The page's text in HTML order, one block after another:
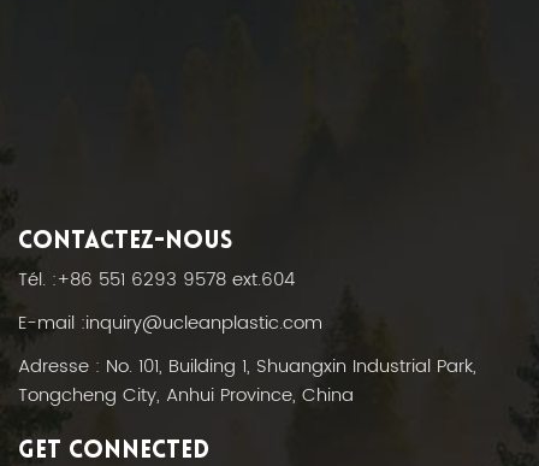
CONTACTEZ-NOUS
Tél. :+86 551 6293 9578 ext.604
E-mail :inquiry@ucleanplastic.com
Adresse : No. 101, Building 1, Shuangxin Industrial Park,
Tongcheng City, Anhui Province, China
GET CONNECTED